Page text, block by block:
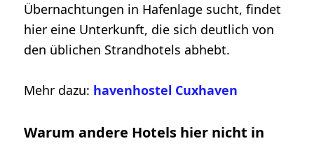
Übernachtungen in Hafenlage sucht, findet
hier eine Unterkunft, die sich deutlich von
den üblichen Strandhotels abhebt.
Mehr dazu: havenhostel Cuxhaven
Warum andere Hotels hier nicht in